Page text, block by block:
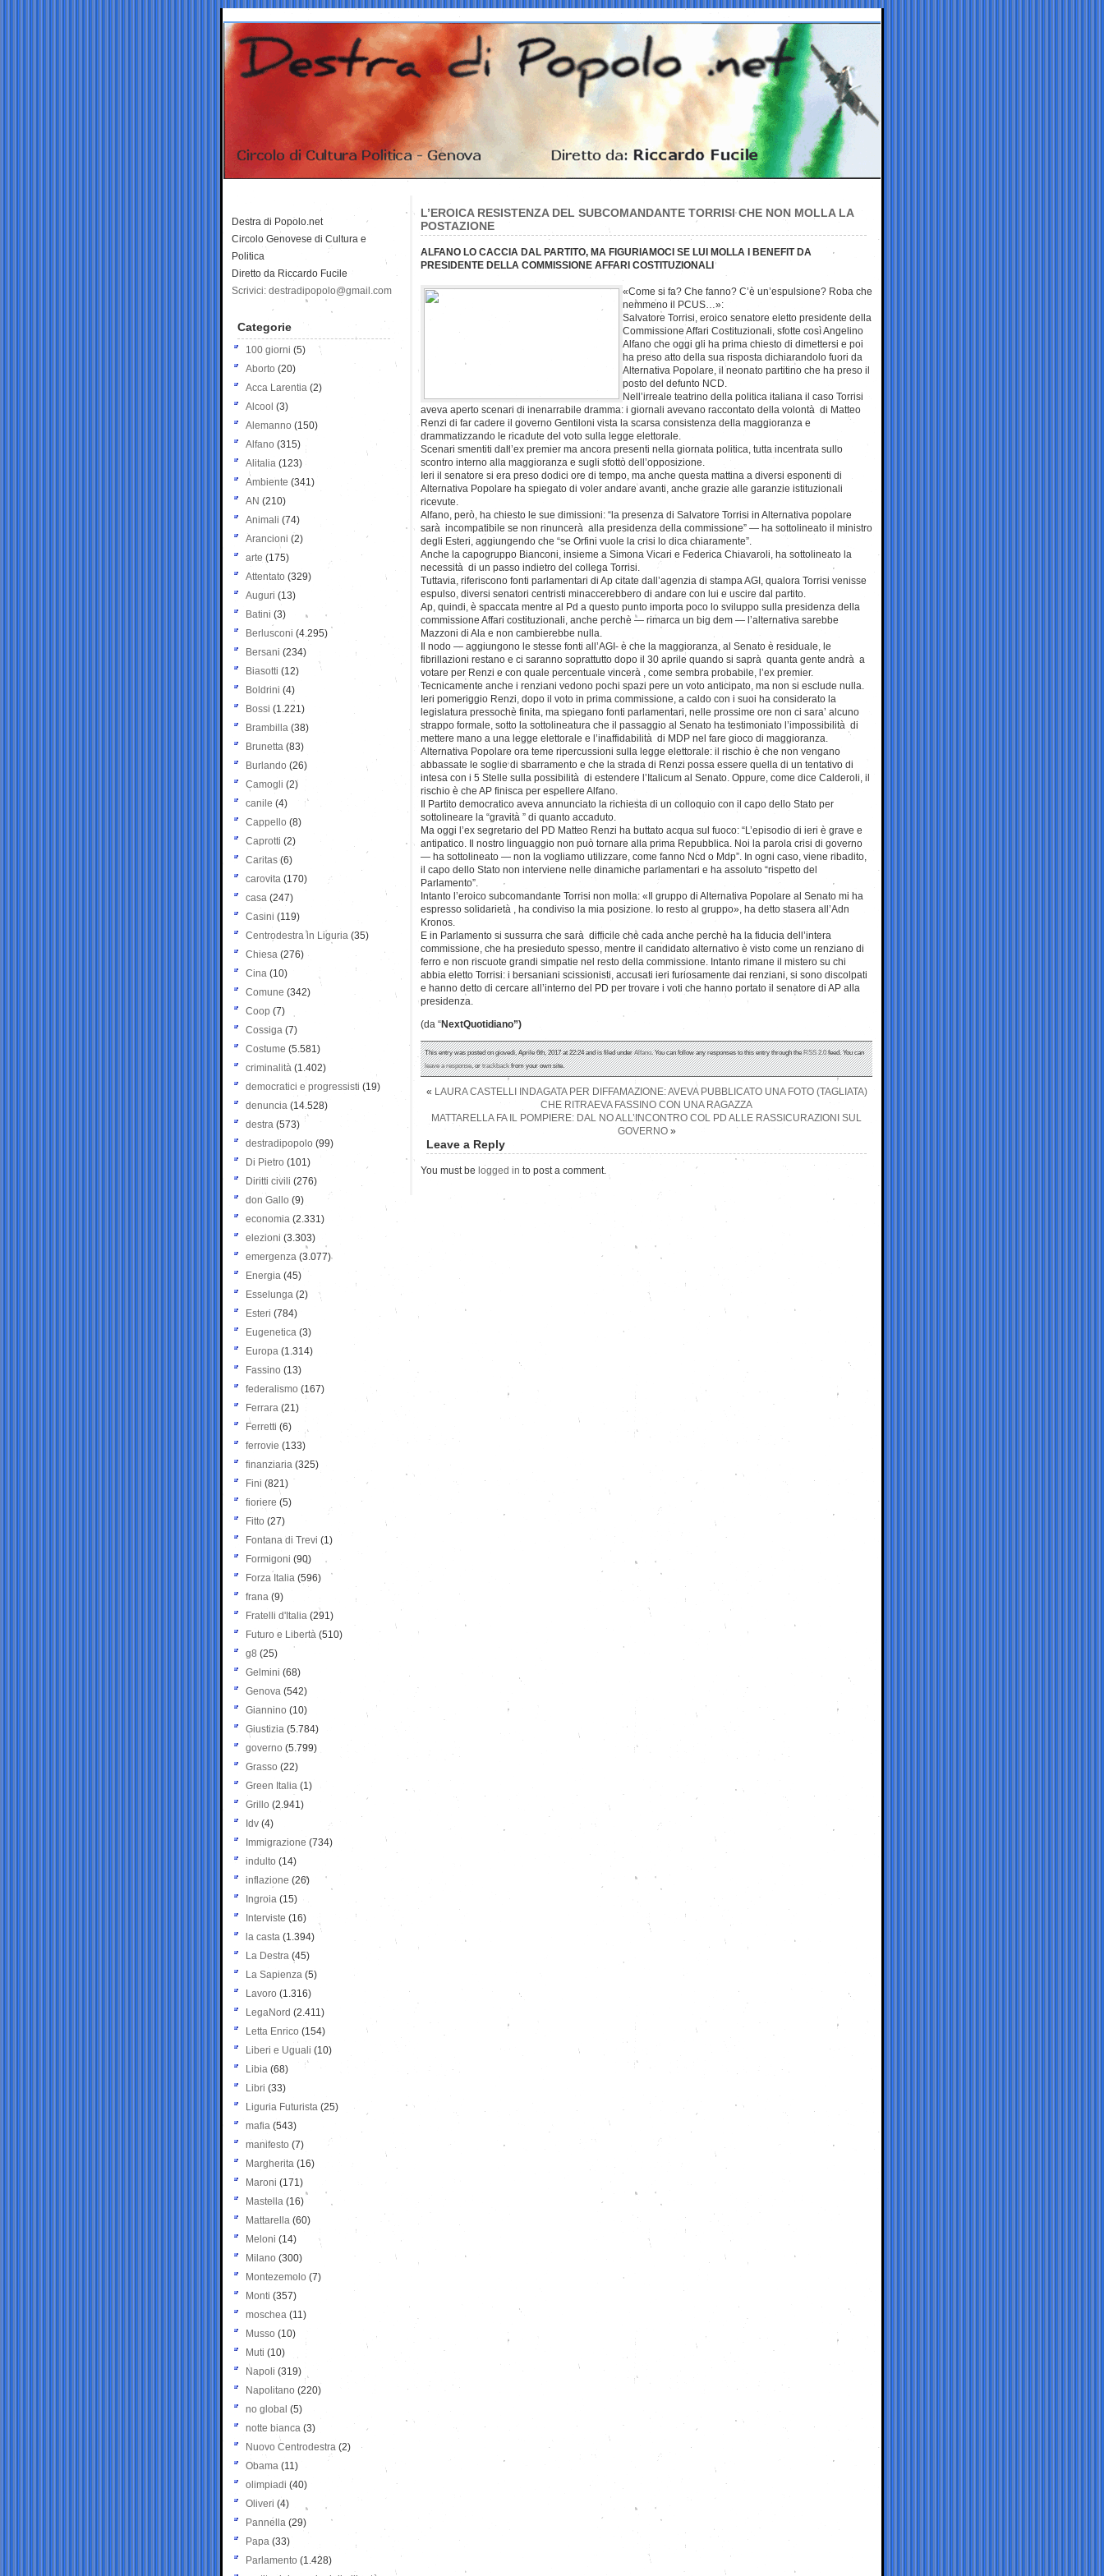
L’EROICA RESISTENZA DEL SUBCOMANDANTE TORRISI CHE NON MOLLA LA
POSTAZIONE
ALFANO LO CACCIA DAL PARTITO, MA FIGURIAMOCI SE LUI MOLLA I BENEFIT DA
PRESIDENTE DELLA COMMISSIONE AFFARI COSTITUZIONALI
«Come si fa? Che fanno? C’è un’espulsione? Roba che
nemmeno il PCUS…»:
Salvatore Torrisi, eroico senatore eletto presidente della
Commissione Affari Costituzionali, sfotte così Angelino
Alfano che oggi gli ha prima chiesto di dimettersi e poi
ha preso atto della sua risposta dichiarandolo fuori da
Alternativa Popolare, il neonato partitino che ha preso il
posto del defunto NCD.
Nell’irreale teatrino della politica italiana il caso Torrisi
aveva aperto scenari di inenarrabile dramma: i giornali avevano raccontato della volontà di Matteo
Renzi di far cadere il governo Gentiloni vista la scarsa consistenza della maggioranza e
drammatizzando le ricadute del voto sulla legge elettorale.
Scenari smentiti dall’ex premier ma ancora presenti nella giornata politica, tutta incentrata sullo
scontro interno alla maggioranza e sugli sfottò dell’opposizione.
Ieri il senatore si era preso dodici ore di tempo, ma anche questa mattina a diversi esponenti di
Alternativa Popolare ha spiegato di voler andare avanti, anche grazie alle garanzie istituzionali
ricevute.
Alfano, però, ha chiesto le sue dimissioni: “la presenza di Salvatore Torrisi in Alternativa popolare
sarà incompatibile se non rinuncerà alla presidenza della commissione” — ha sottolineato il ministro
degli Esteri, aggiungendo che “se Orfini vuole la crisi lo dica chiaramente”.
Anche la capogruppo Bianconi, insieme a Simona Vicari e Federica Chiavaroli, ha sottolineato la
necessità di un passo indietro del collega Torrisi.
Tuttavia, riferiscono fonti parlamentari di Ap citate dall’agenzia di stampa AGI, qualora Torrisi venisse
espulso, diversi senatori centristi minaccerebbero di andare con lui e uscire dal partito.
Ap, quindi, è spaccata mentre al Pd a questo punto importa poco lo sviluppo sulla presidenza della
commissione Affari costituzionali, anche perchè — rimarca un big dem — l’alternativa sarebbe
Mazzoni di Ala e non cambierebbe nulla.
Il nodo — aggiungono le stesse fonti all’AGI- è che la maggioranza, al Senato è residuale, le
fibrillazioni restano e ci saranno soprattutto dopo il 30 aprile quando si saprà quanta gente andrà a
votare per Renzi e con quale percentuale vincerà , come sembra probabile, l’ex premier.
Tecnicamente anche i renziani vedono pochi spazi pere un voto anticipato, ma non si esclude nulla.
Ieri pomeriggio Renzi, dopo il voto in prima commissione, a caldo con i suoi ha considerato la
legislatura pressochè finita, ma spiegano fonti parlamentari, nelle prossime ore non ci sara’ alcuno
strappo formale, sotto la sottolineatura che il passaggio al Senato ha testimoniato l’impossibilità di
mettere mano a una legge elettorale e l’inaffidabilità di MDP nel fare gioco di maggioranza.
Alternativa Popolare ora teme ripercussioni sulla legge elettorale: il rischio è che non vengano
abbassate le soglie di sbarramento e che la strada di Renzi possa essere quella di un tentativo di
intesa con i 5 Stelle sulla possibilità di estendere l’Italicum al Senato. Oppure, come dice Calderoli, il
rischio è che AP finisca per espellere Alfano.
Il Partito democratico aveva annunciato la richiesta di un colloquio con il capo dello Stato per
sottolineare la “gravità ” di quanto accaduto.
Ma oggi l’ex segretario del PD Matteo Renzi ha buttato acqua sul fuoco: “L’episodio di ieri è grave e
antipatico. Il nostro linguaggio non può tornare alla prima Repubblica. Noi la parola crisi di governo
— ha sottolineato — non la vogliamo utilizzare, come fanno Ncd o Mdp”. In ogni caso, viene ribadito,
il capo dello Stato non interviene nelle dinamiche parlamentari e ha assoluto “rispetto del
Parlamento”.
Intanto l’eroico subcomandante Torrisi non molla: «Il gruppo di Alternativa Popolare al Senato mi ha
espresso solidarietà , ha condiviso la mia posizione. Io resto al gruppo», ha detto stasera all’Adn
Kronos.
E in Parlamento si sussurra che sarà difficile che cada anche perchè ha la fiducia dell’intera
commissione, che ha presieduto spesso, mentre il candidato alternativo è visto come un renziano di
ferro e non riscuote grandi simpatie nel resto della commissione. Intanto rimane il mistero su chi
abbia eletto Torrisi: i bersaniani scissionisti, accusati ieri furiosamente dai renziani, si sono discolpati
e hanno detto di cercare all’interno del PD per trovare i voti che hanno portato il senatore di AP alla
presidenza.
(da “NextQuotidiano”)
This entry was posted on giovedì, Aprile 6th, 2017 at 22:24 and is filed underAlfano. You can follow any responses to this entry through theRSS 2.0feed. You can
leave a response, ortrackbackfrom your own site.
« LAURA CASTELLI INDAGATA PER DIFFAMAZIONE: AVEVA PUBBLICATO UNA FOTO (TAGLIATA)
CHE RITRAEVA FASSINO CON UNA RAGAZZA
MATTARELLA FA IL POMPIERE: DAL NO ALL’INCONTRO COL PD ALLE RASSICURAZIONI SUL
GOVERNO»
Leave a Reply
You must be logged in to post a comment.
Destra di Popolo.net
Circolo Genovese di Cultura e
Politica
Diretto da Riccardo Fucile
Scrivici: destradipopolo@gmail.com
Categorie
100 giorni (5)
Aborto (20)
Acca Larentia (2)
Alcool (3)
Alemanno (150)
Alfano (315)
Alitalia (123)
Ambiente (341)
AN (210)
Animali (74)
Arancioni (2)
arte (175)
Attentato (329)
Auguri (13)
Batini (3)
Berlusconi (4.295)
Bersani (234)
Biasotti (12)
Boldrini (4)
Bossi (1.221)
Brambilla (38)
Brunetta (83)
Burlando (26)
Camogli (2)
canile (4)
Cappello (8)
Caprotti (2)
Caritas (6)
carovita (170)
casa (247)
Casini (119)
Centrodestra in Liguria (35)
Chiesa (276)
Cina (10)
Comune (342)
Coop (7)
Cossiga (7)
Costume (5.581)
criminalità (1.402)
democratici e progressisti (19)
denuncia (14.528)
destra (573)
destradipopolo (99)
Di Pietro (101)
Diritti civili (276)
don Gallo (9)
economia (2.331)
elezioni (3.303)
emergenza (3.077)
Energia (45)
Esselunga (2)
Esteri (784)
Eugenetica (3)
Europa (1.314)
Fassino (13)
federalismo (167)
Ferrara (21)
Ferretti (6)
ferrovie (133)
finanziaria (325)
Fini (821)
fioriere (5)
Fitto (27)
Fontana di Trevi (1)
Formigoni (90)
Forza Italia (596)
frana (9)
Fratelli d'Italia (291)
Futuro e Libertà (510)
g8 (25)
Gelmini (68)
Genova (542)
Giannino (10)
Giustizia (5.784)
governo (5.799)
Grasso (22)
Green Italia (1)
Grillo (2.941)
Idv (4)
Immigrazione (734)
indulto (14)
inflazione (26)
Ingroia (15)
Interviste (16)
la casta (1.394)
La Destra (45)
La Sapienza (5)
Lavoro (1.316)
LegaNord (2.411)
Letta Enrico (154)
Liberi e Uguali (10)
Libia (68)
Libri (33)
Liguria Futurista (25)
mafia (543)
manifesto (7)
Margherita (16)
Maroni (171)
Mastella (16)
Mattarella (60)
Meloni (14)
Milano (300)
Montezemolo (7)
Monti (357)
moschea (11)
Musso (10)
Muti (10)
Napoli (319)
Napolitano (220)
no global (5)
notte bianca (3)
Nuovo Centrodestra (2)
Obama (11)
olimpiadi (40)
Oliveri (4)
Pannella (29)
Papa (33)
Parlamento (1.428)